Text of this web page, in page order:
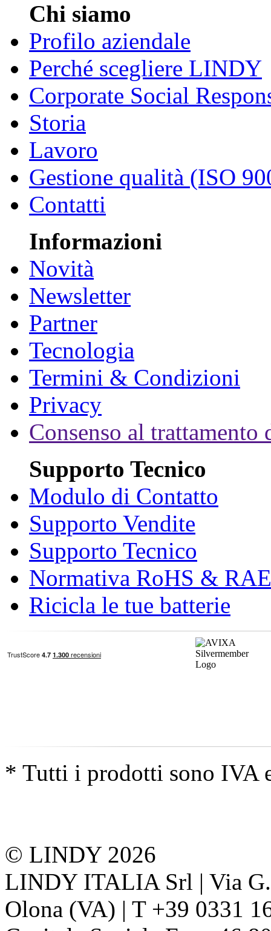
Chi siamo
Profilo aziendale
Perché scegliere LINDY
Corporate Social
Storia
Lavoro
Gestione qualità (ISO
Contatti
Informazioni
Novità
Newsletter
Partner
Tecnologia
Termini & Condizioni
Privacy
Consenso al trattamento
Supporto Tecnico
Modulo di Contatto
Supporto Vendite
Supporto Tecnico
Normativa RoHS &
Ricicla le tue batterie
* Tutti i prodotti sono IVA
© LINDY 2026
LINDY ITALIA Srl | Via
Olona (VA) | T +39 0331